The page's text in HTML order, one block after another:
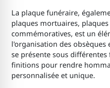
La plaque funéraire,
plaques mortuaires,
commémoratives, est un
l'organisation des obsèques
se présente sous
finitions pour rendre
personnalisée et unique.